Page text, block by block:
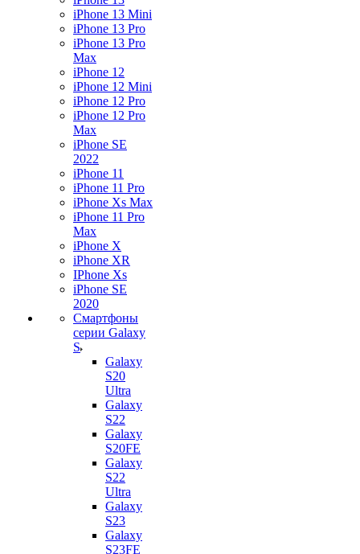
iPhone 13 Mini
iPhone 13 Pro
iPhone 13 Pro
Max
iPhone 12
iPhone 12 Mini
iPhone 12 Pro
iPhone 12 Pro
Max
iPhone SE
2022
iPhone 11
iPhone 11 Pro
iPhone Xs Max
iPhone 11 Pro
Max
iPhone X
iPhone XR
IPhone Xs
iPhone SE
2020
Смартфоны
серии Galaxy
S
Galaxy
S20
Ultra
Galaxy
S22
Galaxy
S20FE
Galaxy
S22
Ultra
Galaxy
S23
Galaxy
S23FE